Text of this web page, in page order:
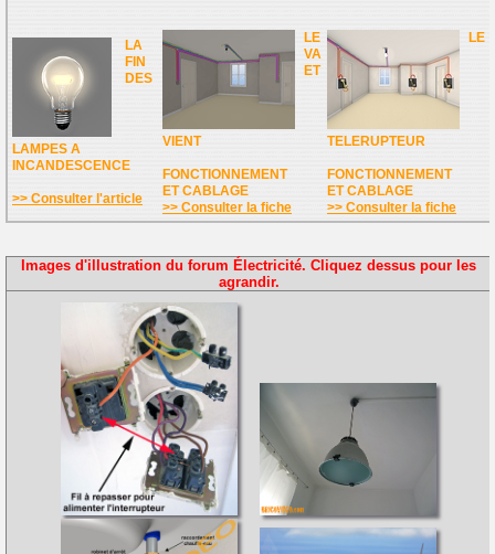
LA
FIN
DES
LAMPES A
INCANDESCENCE
>> Consulter l'article
LE
VA
ET
VIENT
FONCTIONNEMENT
ET CABLAGE
>> Consulter la fiche
LE
TELERUPTEUR
FONCTIONNEMENT
ET CABLAGE
>> Consulter la fiche
Images d'illustration du forum Électricité. Cliquez dessus pour les
agrandir.